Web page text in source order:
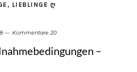
, LIEBLINGE Ღ
Kommentare 20
–